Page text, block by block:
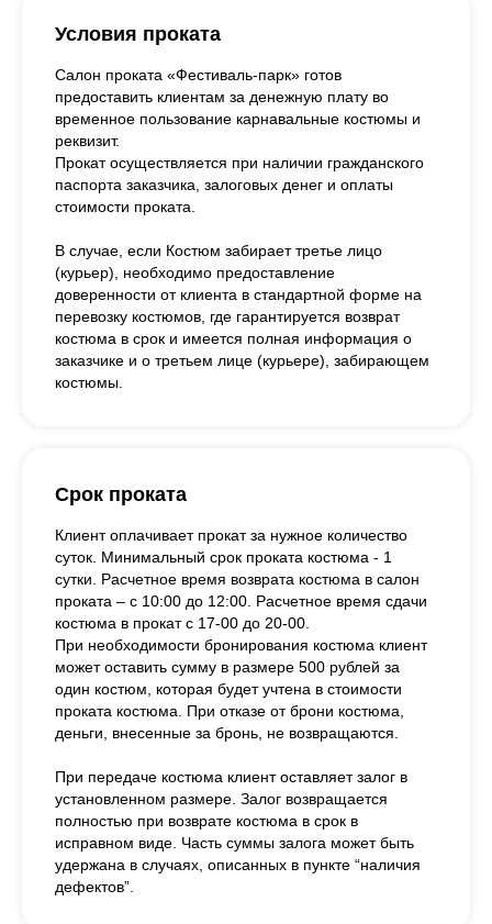
Условия проката
Салон проката «Фестиваль-парк» готов
предоставить клиентам за денежную плату во
временное пользование карнавальные костюмы и
реквизит.
Прокат осуществляется при наличии гражданского
паспорта заказчика, залоговых денег и оплаты
стоимости проката.
В случае, если Костюм забирает третье лицо
(курьер), необходимо предоставление
доверенности от клиента в стандартной форме на
перевозку костюмов, где гарантируется возврат
костюма в срок и имеется полная информация о
заказчике и о третьем лице (курьере), забирающем
костюмы.
Срок проката
Клиент оплачивает прокат за нужное количество
суток. Минимальный срок проката костюма - 1
сутки. Расчетное время возврата костюма в салон
проката – с 10:00 до 12:00. Расчетное время сдачи
костюма в прокат с 17-00 до 20-00.
При необходимости бронирования костюма клиент
может оставить сумму в размере 500 рублей за
один костюм, которая будет учтена в стоимости
проката костюма. При отказе от брони костюма,
деньги, внесенные за бронь, не возвращаются.
При передаче костюма клиент оставляет залог в
установленном размере. Залог возвращается
полностью при возврате костюма в срок в
исправном виде. Часть суммы залога может быть
удержана в случаях, описанных в пункте “наличия
дефектов”.